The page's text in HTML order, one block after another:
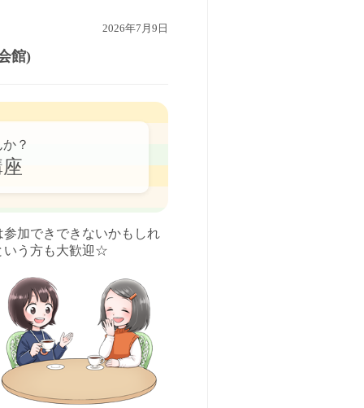
2026年7月9日
館)
？
加できできないかもしれ
いう方も大歓迎☆